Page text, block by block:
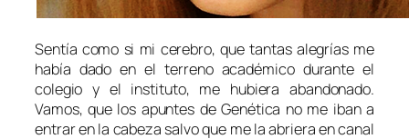
Sentía como si mi cerebro, que tantas alegrías me
había dado en el terreno académico durante el
colegio y el instituto, me hubiera abandonado.
Vamos, que los apuntes deGenética no me iban a
entrar en la cabeza salvo que me la abriera en canal